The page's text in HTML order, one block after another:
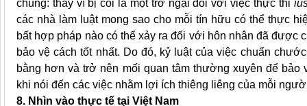
chung: thay vì bị coi là một trở ngại đối với việc thực thi
các nhà làm luật mong sao cho mỗi tín hữu có thể thực
bất hợp pháp nào có thể xảy ra đối với hôn nhân đã
bảo vệ cách tốt nhất. Do đó, kỷ luật của việc chuẩn
bằng hơn và trở nên mối quan tâm thường xuyên để bảo
khi nói đến các việc nhằm lợi ích thiêng liêng của mỗi
8. Nhìn vào thực tế tại Việt Nam